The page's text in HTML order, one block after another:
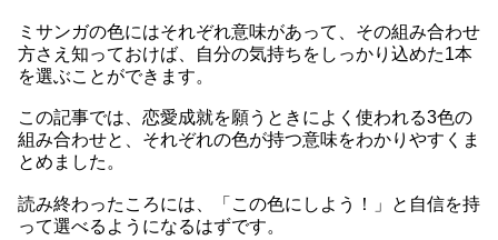
ミサンガの色にはそれぞれ意味があって、その組み合わせ
方さえ知っておけば、自分の気持ちをしっかり込めた1本
を選ぶことができます。
この記事では、恋愛成就を願うときによく使われる3色の
組み合わせと、それぞれの色が持つ意味をわかりやすくま
とめました。
読み終わったころには、「この色にしよう！」と自信を持
って選べるようになるはずです。